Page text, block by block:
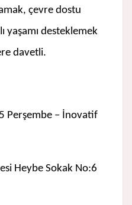
çevre dostu
yaşamı desteklemek
davetli.
Perşembe – İnovatif
Heybe Sokak No:6